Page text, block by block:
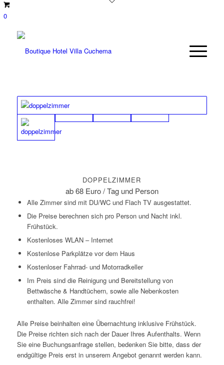
0
DOPPELZIMMER
ab 68 Euro / Tag und Person
Alle Zimmer sind mit DU/WC und Flach TV ausgestattet.
Die Preise berechnen sich pro Person und Nacht inkl.
Frühstück.
Kostenloses WLAN – Internet
Kostenlose Parkplätze vor dem Haus
Kostenloser Fahrrad- und Motorradkeller
Im Preis sind die Reinigung und Bereitstellung von
Bettwäsche & Handtüchern, sowie alle Nebenkosten
enthalten. Alle Zimmer sind rauchfrei!
Alle Preise beinhalten eine Übernachtung inklusive Frühstück.
Die Preise richten sich nach der Dauer Ihres Aufenthalts. Wenn
Sie eine Buchungsanfrage stellen, bedenken Sie bitte, dass der
endgültige Preis erst in unserem Angebot genannt werden kann.